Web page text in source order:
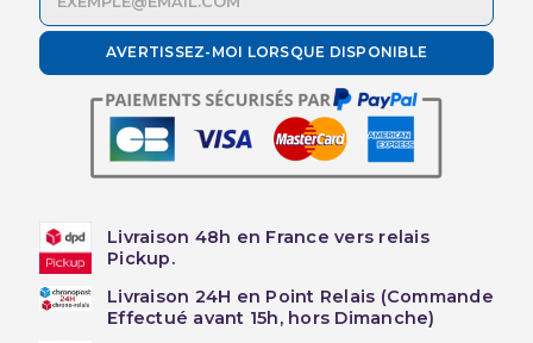
AVERTISSEZ-MOI LORSQUE DISPONIBLE
Livraison 48h en France vers relais
Pickup.
Livraison 24H en Point Relais (Commande
Effectué avant 15h, hors Dimanche)